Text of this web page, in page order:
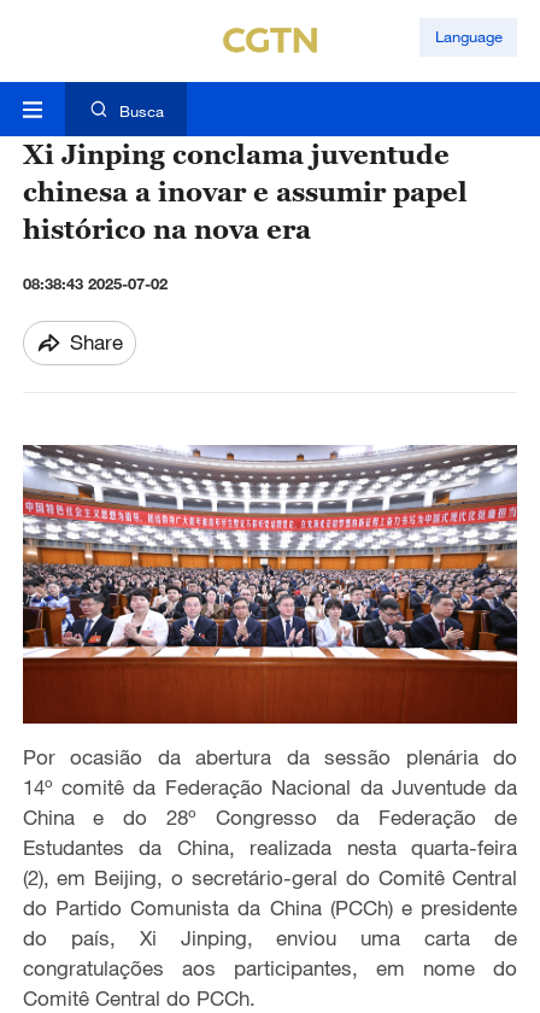
Language
Busca
Xi Jinping conclama juventude
chinesa a inovar e assumir papel
histórico na nova era
08:38:43 2025-07-02
Share
Por ocasião da abertura da sessão plenária do
14º comitê da Federação Nacional da Juventude da
China e do 28º Congresso da Federação de
Estudantes da China, realizada nesta quarta-feira
(2), em Beijing, o secretário-geral do Comitê Central
do Partido Comunista da China (PCCh) e presidente
do país, Xi Jinping, enviou uma carta de
congratulações aos participantes, em nome do
Comitê Central do PCCh.